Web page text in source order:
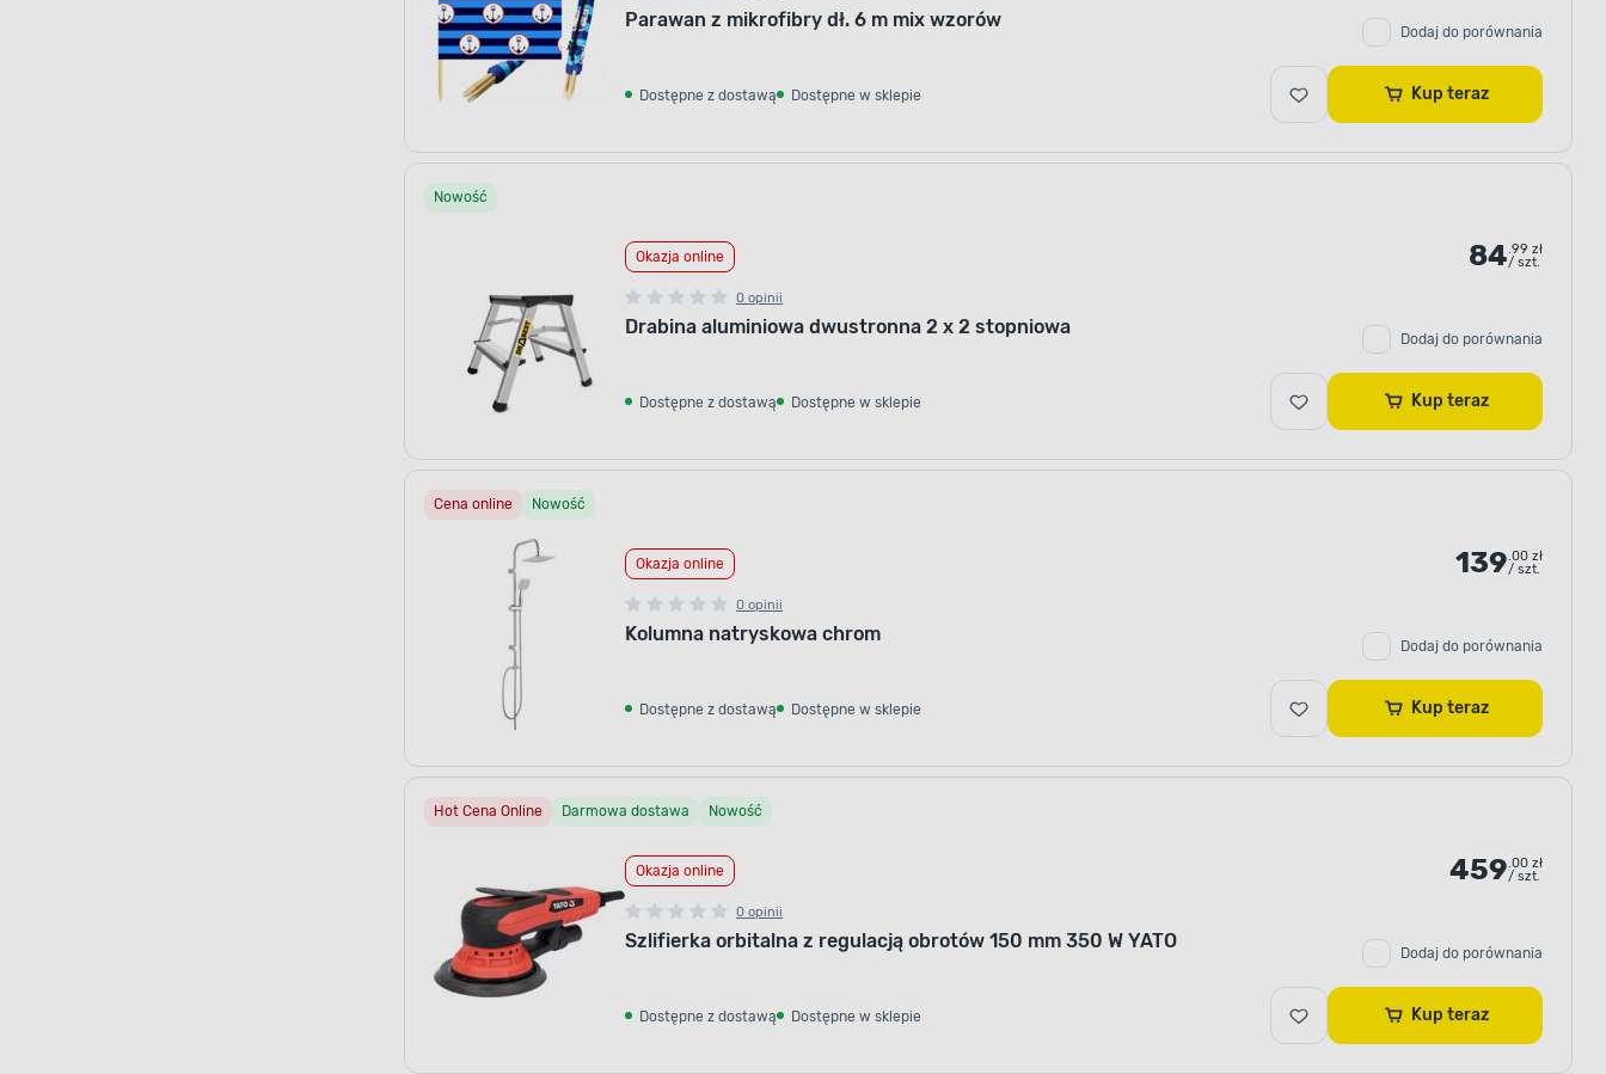
Parawan z mikrofibry dł. 6 m mix wzorów
Dostępne z dostawą Dostępne w sklepie
Dodaj do porównania
Kup teraz
Nowość
Okazja online
0 opinii
Drabina aluminiowa dwustronna 2 x 2 stopniowa
Dostępne z dostawą Dostępne w sklepie
84.99 zł
/ szt.
Dodaj do porównania
Kup teraz
Cena online Nowość
Okazja online
0 opinii
Kolumna natryskowa chrom
Dostępne z dostawą Dostępne w sklepie
139.00 zł
/ szt.
Dodaj do porównania
Kup teraz
Hot Cena Online Darmowa dostawa Nowość
Okazja online
0 opinii
Szlifierka orbitalna z regulacją obrotów 150 mm 350 W YATO
Dostępne z dostawą Dostępne w sklepie
459.00 zł
/ szt.
Dodaj do porównania
Kup teraz